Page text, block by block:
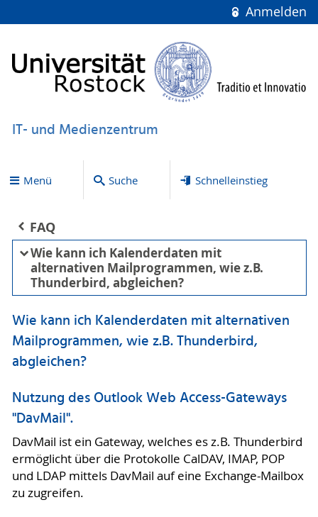
Anmelden
IT- und Medienzentrum
Menü Suche Schnelleinstieg
FAQ
Wie kann ich Kalenderdaten mit
alternativen Mailprogrammen, wie z.B.
Thunderbird, abgleichen?
Wie kann ich Kalenderdaten mit alternativen
Mailprogrammen, wie z.B. Thunderbird,
abgleichen?
Nutzung des Outlook Web Access-Gateways
"DavMail".
DavMail ist ein Gateway, welches es z.B. Thunderbird
ermöglicht über die Protokolle CalDAV, IMAP, POP
und LDAP mittels DavMail auf eine Exchange-Mailbox
zu zugreifen.